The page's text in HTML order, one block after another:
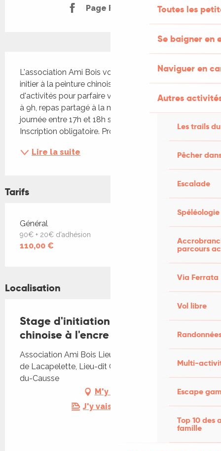
Toutes les
Se baigner en
Naviguer en
Autres
Les trails
Pêcher
Escalade
Spéléologie
parcours
Via Ferrata
Vol libre
Multi-
Escape
Top 10 des
famille
Page Facebook
L'association Ami Bois vous propose de vous
initier à la peinture chinoise à l'encre. Deux jours
d'activités pour parfaire votre technique ! Accueil
à 9h, repas partagé à la mi-journée, fin de la
journée entre 17h et 18h selon les réalisations.
Inscription obligatoire. Prochaines dates : 5-6...
Lire la suite
Tarifs
Tarifs 2026
Général
90€ + 20€ d'adhésion
110,00 €
Localisation
Stage d'initiation à la peinture
chinoise à l'encre chez L' Ami Bois
Association Ami Bois Lieu-dit Clavel, 3365 chemin
de Lacapelette, Lieu-dit Clavel, 46240 Caniac-
du-Causse
M'y rendre
J'y vais en train !